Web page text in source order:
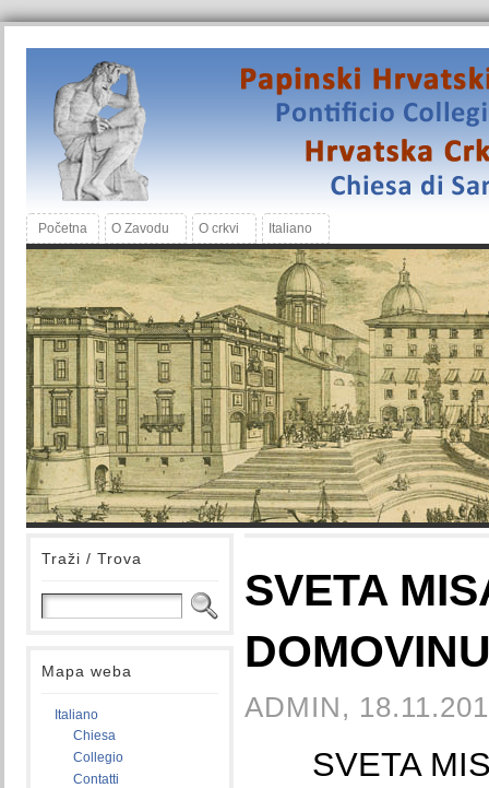
Početna O Zavodu O crkvi Italiano
Traži / Trova
Mapa weba
Italiano
Chiesa
Collegio
Contatti
SVETA
ADMIN,
SVETA